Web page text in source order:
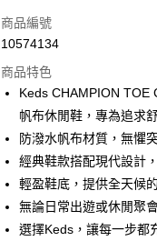
信用卡一次付款
合作金庫商業銀行
華南商業銀行
國泰世華商業銀行
臺灣中小企業銀行
匯豐（台灣）商業銀行
聯邦商業銀行
6 期 0 利率 每期
合作金庫商業銀行
華南商業銀行
上海商業儲蓄銀行
臺灣中小企業銀行
匯豐（台灣）商業銀行
Apple Pay
Google Pay
ATM付款
商品編號
10574134
商品特色
Keds CHAMPION TOE
帆布休閒鞋，專為追求
防潑水帆布材質，無懼
經典鞋款搭配現代設計
輕盈鞋底，提供全天候
無論日常出遊或休閒聚
選擇Keds，讓每一步都